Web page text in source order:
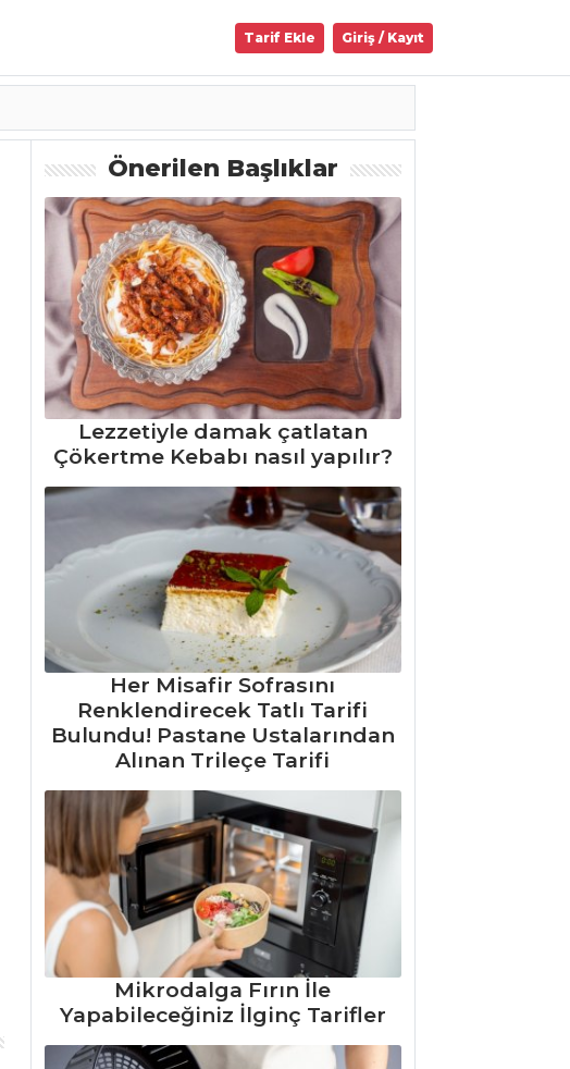
Tarif Ekle Giriş / Kayıt
Önerilen Başlıklar
Lezzetiyle damak çatlatan
Çökertme Kebabı nasıl yapılır?
Her Misafir Sofrasını
Renklendirecek Tatlı Tarifi
Bulundu! Pastane Ustalarından
Alınan Trileçe Tarifi
Mikrodalga Fırın İle
Yapabileceğiniz İlginç Tarifler